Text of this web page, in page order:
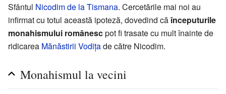
Sfântul Nicodim de la Tismana. Cercetările mai noi au
infirmat cu totul această ipoteză, dovedind căînceputurile
monahismului românescpot fi trasate cu mult înainte de
ridicarea Mănăstirii Vodițade către Nicodim.
Monahismul la vecini